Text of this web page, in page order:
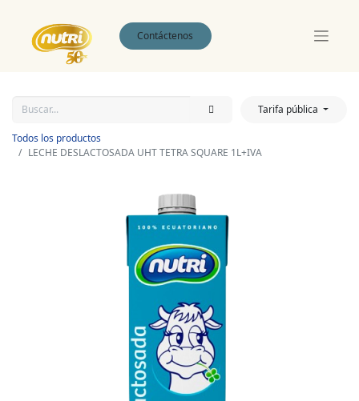
Contáctenos
Tarifa pública
Todos los productos
LECHE DESLACTOSADA UHT TETRA SQUARE 1L+IVA